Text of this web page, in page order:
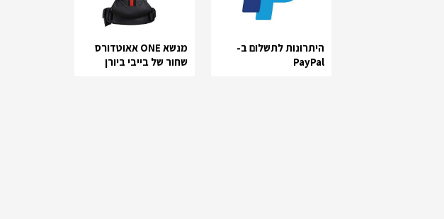
היתרונות לתשלום ב-
PayPal
מנשא ONE אאוטדורס
שחור של בייבי ביורן